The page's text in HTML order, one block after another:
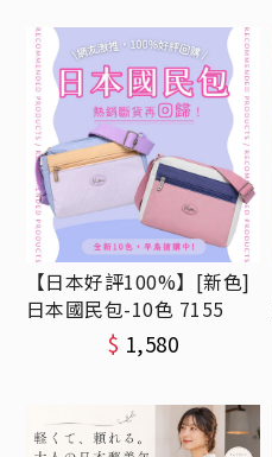
【日本好評100%】[新色]
日本國民包-10色 7155
$ 1,580